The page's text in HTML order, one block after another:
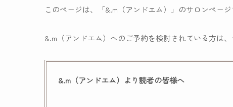
このページは、「&.m（アンドエム）」のサロンページ
&.m（アンドエム）へのご予約を検討されている方は
&.m（アンドエム）より読者の皆様へ